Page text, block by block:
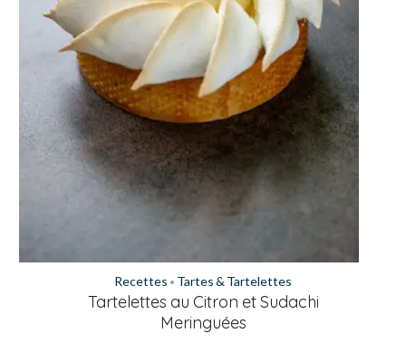
Recettes • Tartes & Tartelettes
Tartelettes au Citron et Sudachi
Meringuées